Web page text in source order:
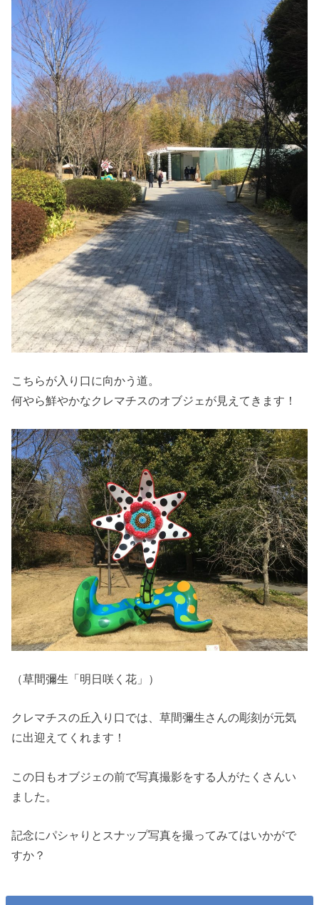
こちらが入り口に向かう道。
何やら鮮やかなクレマチスのオブジェが見えてきます！
（草間彌生「明日咲く花」）
クレマチスの丘入り口では、草間彌生さんの彫刻が元気
に出迎えてくれます！
この日もオブジェの前で写真撮影をする人がたくさんい
ました。
記念にパシャりとスナップ写真を撮ってみてはいかがで
すか？